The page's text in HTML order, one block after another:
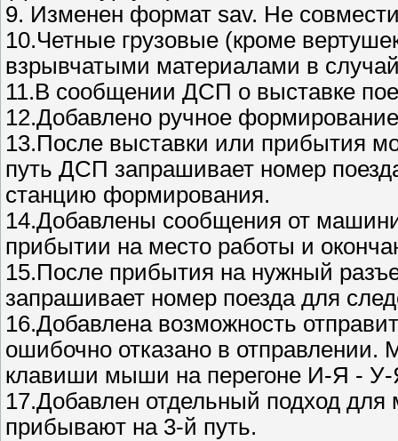
9. Изменен формат sav. Не
10.Четные грузовые (кроме
взрывчатыми материалами в
11.В сообщении ДСП о выставке
12.Добавлено ручное
13.После выставки или прибытия
путь ДСП запрашивает номер
станцию формирования.
14.Добавлены сообщения от
прибытии на место работы и
15.После прибытия на нужный
запрашивает номер поезда для
16.Добавлена возможность
ошибочно отказано в
клавиши мыши на перегоне И-Я -
17.Добавлен отдельный подход для
прибывают на 3-й путь.